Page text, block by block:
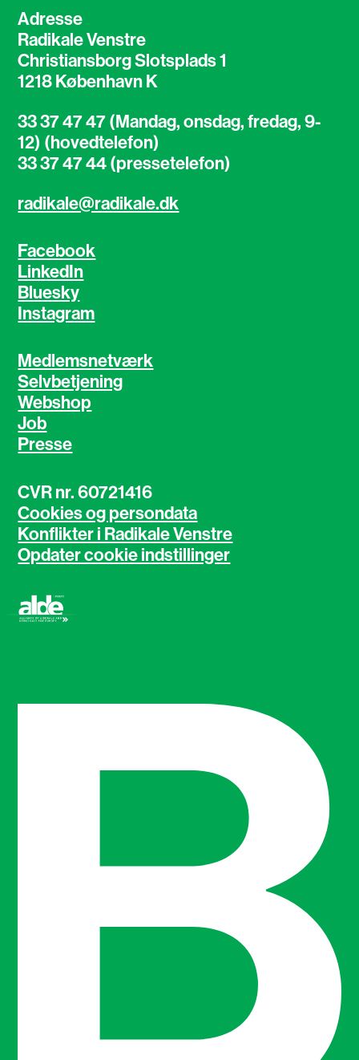
Adresse
Radikale Venstre
Christiansborg Slotsplads 1
1218 København K
33 37 47 47 (Mandag, onsdag, fredag, 9-
12) (hovedtelefon)
33 37 47 44 (pressetelefon)
radikale@radikale.dk
Facebook
LinkedIn
Bluesky
Instagram
Medlemsnetværk
Selvbetjening
Webshop
Job
Presse
CVR nr. 60721416
Cookies og persondata
Konflikter i Radikale Venstre
Opdater cookie indstillinger